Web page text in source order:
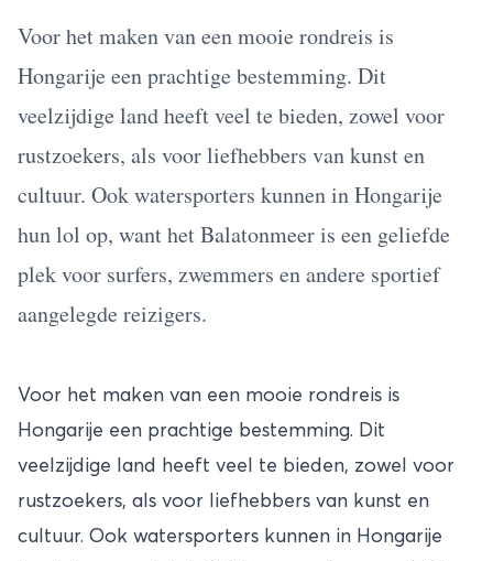
Voor het maken van een mooie rondreis is
Hongarije een prachtige bestemming. Dit
veelzijdige land heeft veel te bieden, zowel voor
rustzoekers, als voor liefhebbers van kunst en
cultuur. Ook watersporters kunnen in Hongarije
hun lol op, want het Balatonmeer is een geliefde
plek voor surfers, zwemmers en andere sportief
aangelegde reizigers.
Voor het maken van een mooie rondreis is
Hongarije een prachtige bestemming. Dit
veelzijdige land heeft veel te bieden, zowel voor
rustzoekers, als voor liefhebbers van kunst en
cultuur. Ook watersporters kunnen in Hongarije